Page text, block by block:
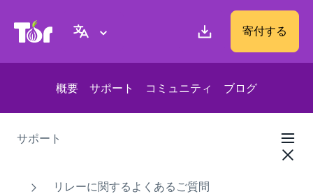
Tor Project ウェブサイト 寄付する
概要 サポート コミュニティ ブログ
サポート
リレーに関するよくあるご質問